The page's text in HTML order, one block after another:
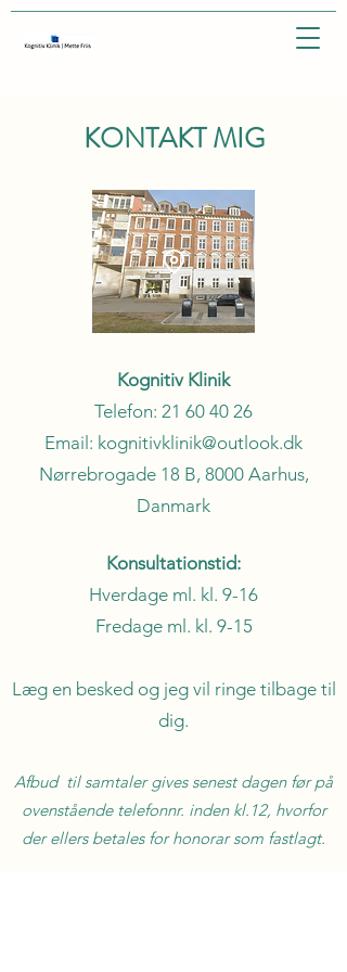
KONTAKT MIG
Kognitiv Klinik
Telefon: 21 60 40 26
Email: kognitivklinik@outlook.dk
Nørrebrogade 18 B, 8000 Aarhus,
Danmark
Konsultationstid:
Hverdage ml. kl. 9-16
Fredage ml. kl. 9-15
Læg en besked og jeg vil ringe tilbage til
dig.
Afbud til samtaler gives senest dagen før på
ovenstående telefonnr. inden kl.12, hvorfor
der ellers betales for honorar som fastlagt.